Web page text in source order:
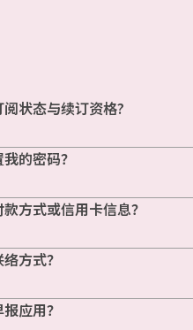
状态与续订资格?
的密码？
方式或信用卡信息？
方式？
应用？